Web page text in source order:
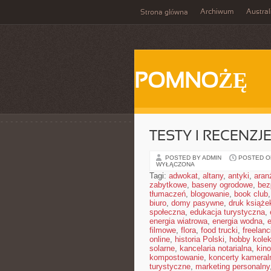
Strona główna Archiwum
POMNOŻĘ
TESTY I RECENZJE
POSTED BY ADMIN POSTED
WYŁĄCZONA
Tagi: adwokat, altany, antyki,
zabytkowe, baseny ogrodowe,
tłumaczeń, blogowanie, book club,
biuro, domy pasywne, druk
społeczna, edukacja turystyczna,
energia wiatrowa, energia wodna,
filmowe, flora, food trucki,
online, historia Polski, hobby
solarne, kancelaria notarialna,
kompostowanie, koncerty
turystyczne, marketing personalny,